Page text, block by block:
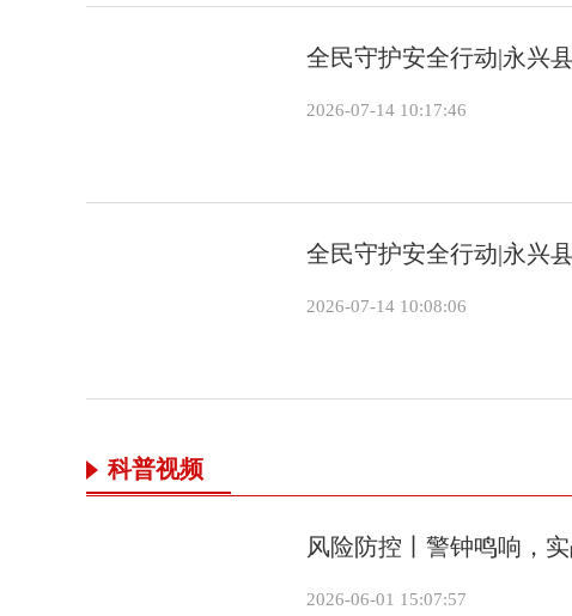
全民守护安全行动|永兴
2026-07-14 10:17:46
全民守护安全行动|永兴
2026-07-14 10:08:06
科普视频
风险防控丨警钟鸣响，
2026-06-01 15:07:57